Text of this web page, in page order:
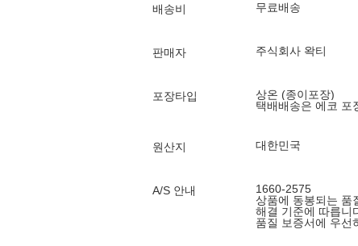
배송비 무료배송
판매자 주식회사 왁티
포장타입
상온 (종이포장)
택배배송은 에코 포
원산지 대한민국
A/S 안내
1660-2575
상품에 동봉되는 품
해결 기준에 따릅니
품질 보증서에 우선